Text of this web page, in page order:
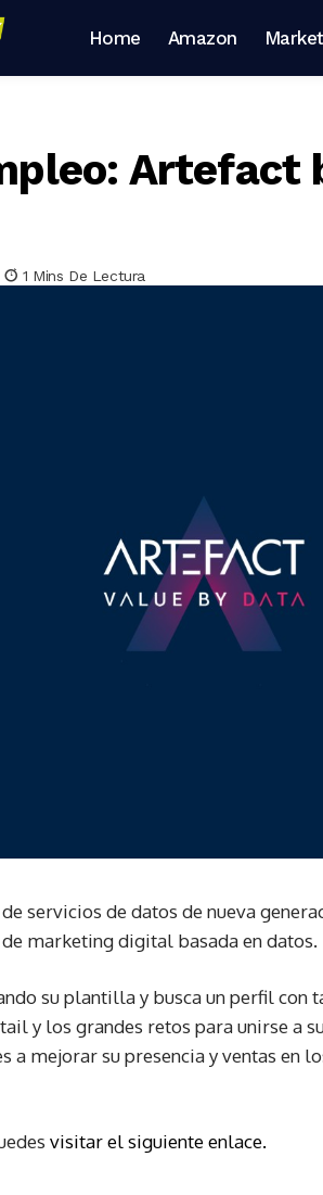
Home Amazon
Artefact
1 Mins De Lectura
servicios de datos de nueva
marketing digital basada en datos.
su plantilla y busca un perfil con
y los grandes retos para unirse a
a mejorar su presencia y ventas en
visitar el siguiente enlace.